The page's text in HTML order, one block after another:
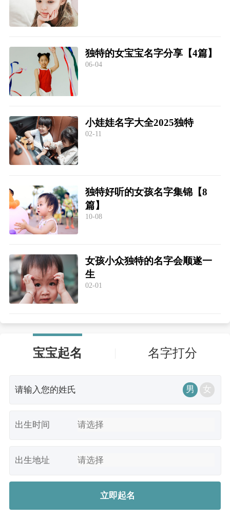
独特的女宝宝名字分享【4篇】
06-04
小娃娃名字大全2025独特
02-11
独特好听的女孩名字集锦【8
篇】
10-08
女孩小众独特的名字会顺遂一
生
02-01
宝宝起名 名字打分
男 女
出生时间
出生地址
立即起名